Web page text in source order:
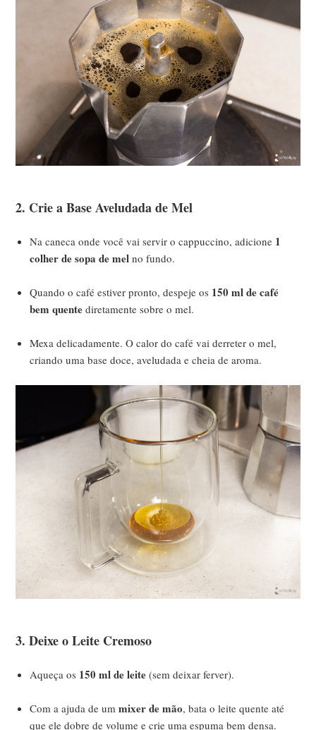
2. Crie a Base Aveludada de Mel
Na caneca onde você vai servir o cappuccino, adicione 1
colher de sopa de mel no fundo.
Quando o café estiver pronto, despeje os 150 ml de café
bem quente diretamente sobre o mel.
Mexa delicadamente. O calor do café vai derreter o mel,
criando uma base doce, aveludada e cheia de aroma.
3. Deixe o Leite Cremoso
Aqueça os 150 ml de leite (sem deixar ferver).
Com a ajuda de ummixer de mão, bata o leite quente até
que ele dobre de volume e crie uma espuma bem densa.